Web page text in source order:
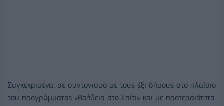
Συγκεκριμένα, σε συντονισμό με τους έξι δήμους στο πλαίσιο
του προγράμματος «Βοήθεια στο Σπίτι» και με προτεραιότητα